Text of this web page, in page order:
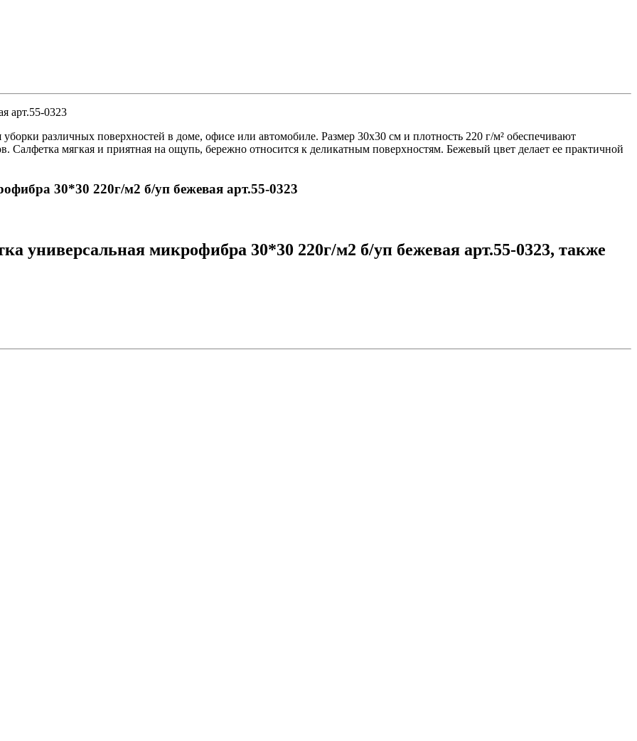
арт.55-0323
различных поверхностей в доме, офисе или автомобиле. Размер 30х30 см и плотность 220 г/м² обеспечивают
Салфетка мягкая и приятная на ощупь, бережно относится к деликатным поверхностям. Бежевый цвет делает ее практичной
30*30 220г/м2 б/уп бежевая арт.55-0323
универсальная микрофибра 30*30 220г/м2 б/уп бежевая арт.55-0323, также